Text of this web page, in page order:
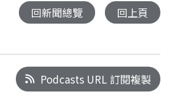
回新聞總覽 回上頁
Podcasts URL 訂閱複製